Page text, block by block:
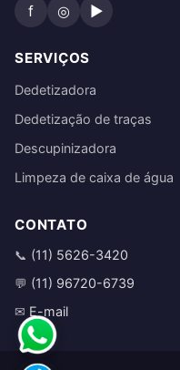
f ◎ ▶
SERVIÇOS
Dedetizadora
Dedetização de traças
Descupinizadora
Limpeza de caixa de água
CONTATO
📞 (11) 5626-3420
💬 (11) 96720-6739
✉ E-mail